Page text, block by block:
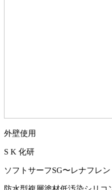
外壁使用
S K 化研
ソフトサーフSG〜レナフレ